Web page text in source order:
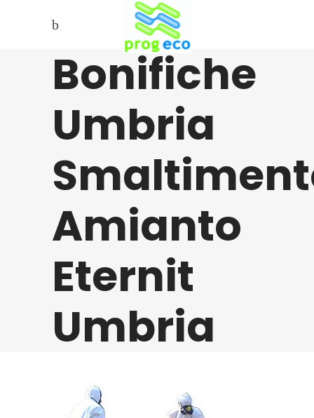
Bonifiche
Umbria
Amianto
Eternit
Umbria